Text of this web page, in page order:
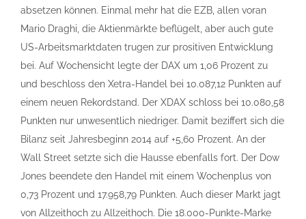
absetzen können. Einmal mehr hat die EZB, allen voran
Mario Draghi, die Aktienmärkte beflügelt, aber auch gute
US-Arbeitsmarktdaten trugen zur prositiven Entwicklung
bei. Auf Wochensicht legte der DAX um 1,06 Prozent zu
und beschloss den Xetra-Handel bei 10.087,12 Punkten auf
einem neuen Rekordstand. Der XDAX schloss bei 10.080,58
Punkten nur unwesentlich niedriger. Damit beziffert sich die
Bilanz seit Jahresbeginn 2014 auf +5,60 Prozent. An der
Wall Street setzte sich die Hausse ebenfalls fort. Der Dow
Jones beendete den Handel mit einem Wochenplus von
0,73 Prozent und 17.958,79 Punkten. Auch dieser Markt jagt
von Allzeithoch zu Allzeithoch. Die 18.000-Punkte-Marke